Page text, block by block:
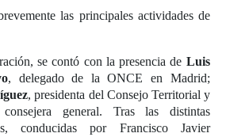
las principales actividades de
se contó con la presencia de Luis
, delegado de la ONCE en Madrid;
, presidenta del Consejo Territorial y
general. Tras las distintas
conducidas por Francisco Javier